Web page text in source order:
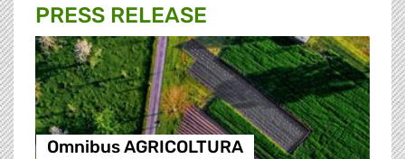
PRESS RELEASE
Omnibus AGRICOLTURA